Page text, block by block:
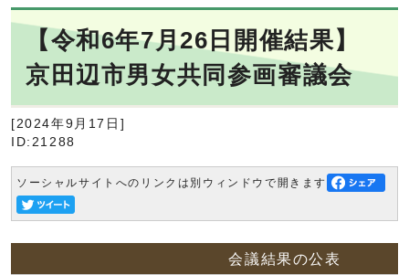
【令和6年7月26日開催結果】
京田辺市男女共同参画審議会
[2024年9月17日]
ID:21288
ソーシャルサイトへのリンクは別ウィンドウで開きます
会議結果の公表